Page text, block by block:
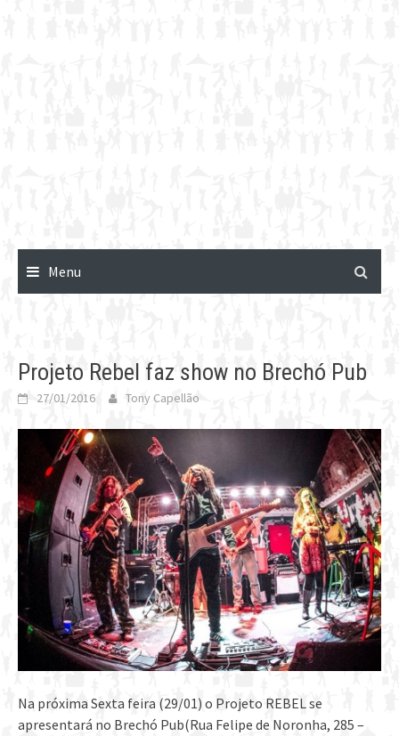
Menu
Projeto Rebel faz show no Brechó Pub
27/01/2016 Tony Capellão
Na próxima Sexta feira (29/01) o Projeto REBEL se
apresentará no Brechó Pub(Rua Felipe de Noronha, 285 –